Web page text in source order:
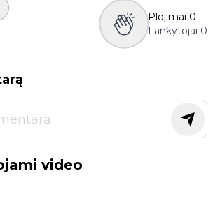
Plojimai 0
Lankytojai 0
video